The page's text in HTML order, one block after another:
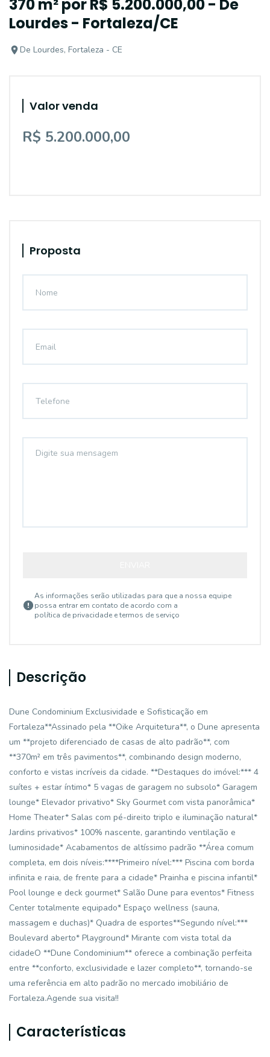
370 m² por R$ 5.200.000,00 - De
Lourdes - Fortaleza/CE
De Lourdes, Fortaleza - CE
Valor venda
R$ 5.200.000,00
Proposta
As informações serão utilizadas para que a nossa equipe
possa entrar em contato de acordo com a
política de privacidade e termos de serviço
Descrição
Dune Condominium Exclusividade e Sofisticação em
Fortaleza**Assinado pela **Oike Arquitetura**, o Dune apresenta
um **projeto diferenciado de casas de alto padrão**, com
**370m² em três pavimentos**, combinando design moderno,
conforto e vistas incríveis da cidade. **Destaques do imóvel:*** 4
suítes + estar íntimo* 5 vagas de garagem no subsolo* Garagem
lounge* Elevador privativo* Sky Gourmet com vista panorâmica*
Home Theater* Salas com pé-direito triplo e iluminação natural*
Jardins privativos* 100% nascente, garantindo ventilação e
luminosidade* Acabamentos de altíssimo padrão **Área comum
completa, em dois níveis:****Primeiro nível:*** Piscina com borda
infinita e raia, de frente para a cidade* Prainha e piscina infantil*
Pool lounge e deck gourmet* Salão Dune para eventos* Fitness
Center totalmente equipado* Espaço wellness (sauna,
massagem e duchas)* Quadra de esportes**Segundo nível:***
Boulevard aberto* Playground* Mirante com vista total da
cidadeO **Dune Condominium** oferece a combinação perfeita
entre **conforto, exclusividade e lazer completo**, tornando-se
uma referência em alto padrão no mercado imobiliário de
Fortaleza.Agende sua visita!!
Características